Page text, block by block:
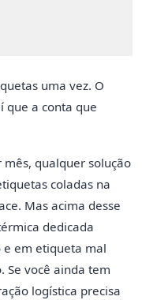
uma vez. O
que a conta que
qualquer solução
coladas na
Mas acima desse
dedicada
e em etiqueta mal
Se você ainda tem
logística precisa